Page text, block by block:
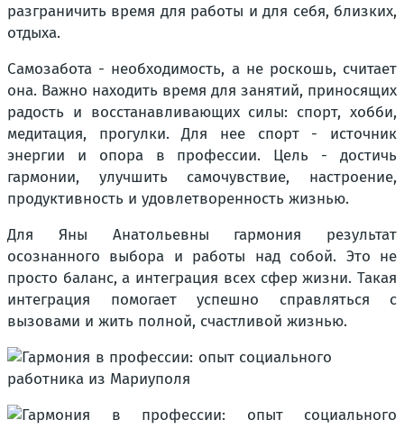
разграничить время для работы и для себя, близких,
отдыха.
Самозабота - необходимость, а не роскошь, считает
она. Важно находить время для занятий, приносящих
радость и восстанавливающих силы: спорт, хобби,
медитация, прогулки. Для нее спорт - источник
энергии и опора в профессии. Цель - достичь
гармонии, улучшить самочувствие, настроение,
продуктивность и удовлетворенность жизнью.
Для Яны Анатольевны гармония результат
осознанного выбора и работы над собой. Это не
просто баланс, а интеграция всех сфер жизни. Такая
интеграция помогает успешно справляться с
вызовами и жить полной, счастливой жизнью.